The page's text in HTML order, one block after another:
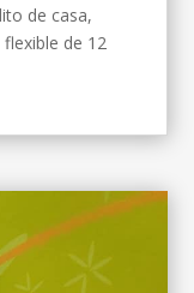
de casa,
de 12